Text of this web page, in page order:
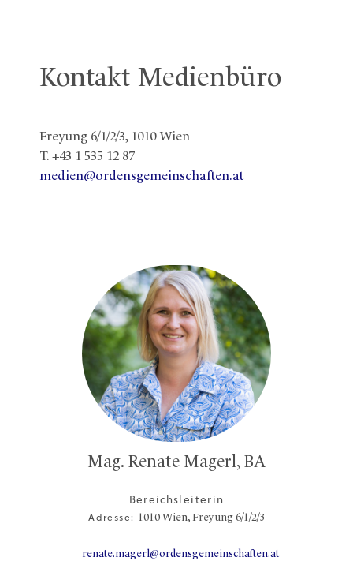
Kontakt Medienbüro
Freyung 6/1/2/3, 1010 Wien
T. +43 1 535 12 87
medien@ordensgemeinschaften.at
Mag. Renate Magerl, BA
Bereichsleiterin
Adresse: 1010 Wien, Freyung 6/1/2/3
renate.magerl@ordensgemeinschaften.at